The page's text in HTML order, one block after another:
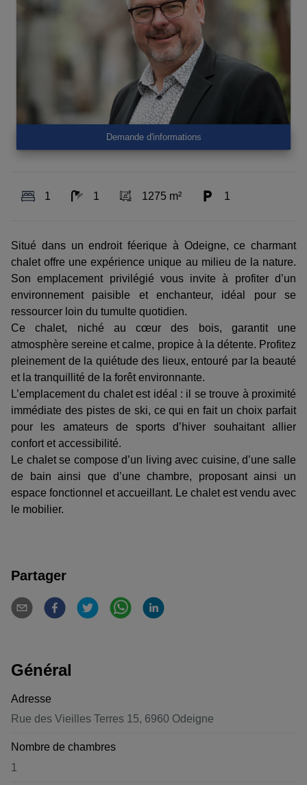
Demande d'informations
1 1 1275 m² 1
Situé dans un endroit féerique à Odeigne, ce charmant
chalet offre une expérience unique au milieu de la nature.
Son emplacement privilégié vous invite à profiter d’un
environnement paisible et enchanteur, idéal pour se
ressourcer loin du tumulte quotidien.
Ce chalet, niché au cœur des bois, garantit une
atmosphère sereine et calme, propice à la détente. Profitez
pleinement de la quiétude des lieux, entouré par la beauté
et la tranquillité de la forêt environnante.
L’emplacement du chalet est idéal : il se trouve à proximité
immédiate des pistes de ski, ce qui en fait un choix parfait
pour les amateurs de sports d’hiver souhaitant allier
confort et accessibilité.
Le chalet se compose d’un living avec cuisine, d’une salle
de bain ainsi que d’une chambre, proposant ainsi un
espace fonctionnel et accueillant. Le chalet est vendu avec
le mobilier.
Partager
Général
Adresse
Rue des Vieilles Terres 15, 6960 Odeigne
Nombre de chambres
1